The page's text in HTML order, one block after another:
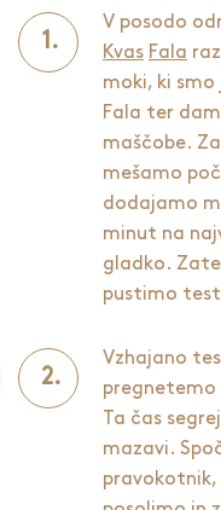
V posodo
Kvas Fala
moki, ki
Fala ter
maščobe.
mešamo
dodajamo
minut na
gladko.
pustimo
Vzhajano
Ta čas
mazavi.
pravokotnik,